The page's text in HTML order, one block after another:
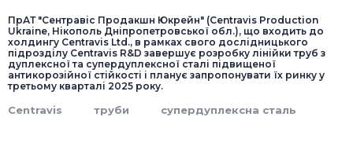
ПрАТ "Сентравіс Продакшн Юкрейн" (Centravis Production
Ukraine, Нікополь Дніпропетровської обл.), що входить до
холдингу Centravis Ltd., в рамках свого дослідницького
підрозділу Centravis R&D завершує розробку лінійки труб з
дуплексної та супердуплексної сталі підвищеної
антикорозійної стійкості і планує запропонувати їх ринку у
третьому кварталі 2025 року.
Centravis труби супердуплексна сталь